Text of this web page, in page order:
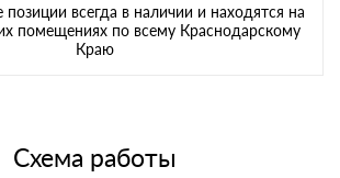
позиции всегда в наличии и находятся на
помещениях по всему Краснодарскому
Краю
Схема работы